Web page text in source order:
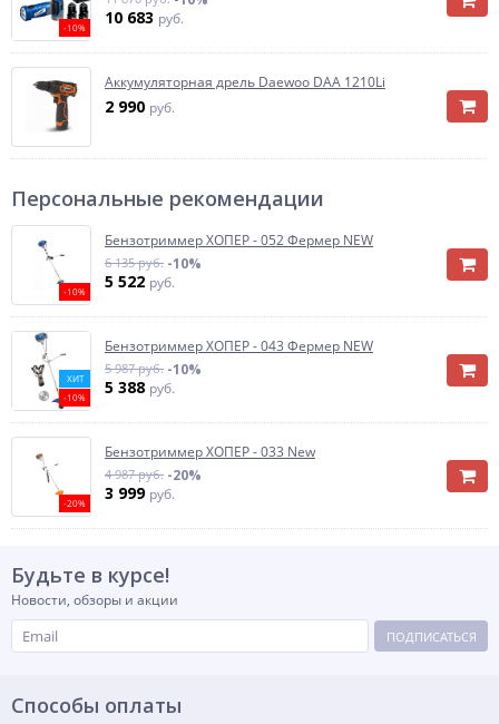
-10% 10 683 руб.
Аккумуляторная дрель Daewoo DAA 1210Li
2 990 руб.
Персональные рекомендации
-10%
Бензотриммер ХОПЕР - 052 Фермер NEW
6 135 руб. -10%
5 522 руб.
ХИТ
-10%
Бензотриммер ХОПЕР - 043 Фермер NEW
5 987 руб. -10%
5 388 руб.
-20%
Бензотриммер ХОПЕР - 033 New
4 987 руб. -20%
3 999 руб.
Будьте в курсе!
Новости, обзоры и акции
ПОДПИСАТЬСЯ
Способы оплаты